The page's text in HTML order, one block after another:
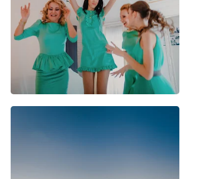
3 1 1